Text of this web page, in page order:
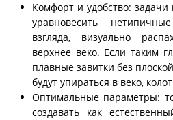
Комфорт и удобство:
уравновесить
взгляда, визуально
верхнее веко. Если таким
плавные завитки без
будут упираться в веко,
Оптимальные параметры:
создавать как